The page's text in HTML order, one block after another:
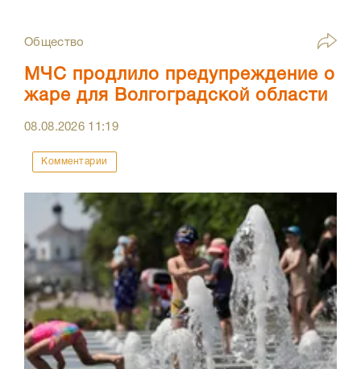
Общество
МЧС продлило предупреждение о
жаре для Волгоградской области
08.08.2026 11:19
Комментарии